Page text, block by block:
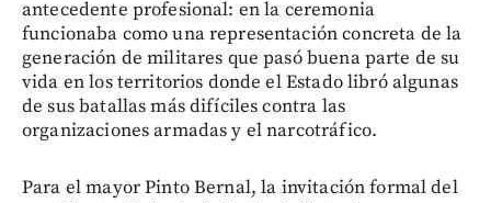
antecedente profesional: en la ceremonia
funcionaba como una representación concreta de la
generación de militares que pasó buena parte de su
vida en los territorios donde el Estado libró algunas
de sus batallas más difíciles contra las
organizaciones armadas y el narcotráfico.
Para el mayor Pinto Bernal, la invitación formal del